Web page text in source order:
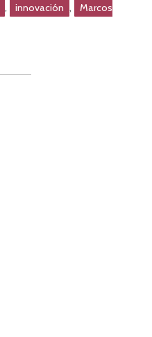
, innovación ,
Marcos